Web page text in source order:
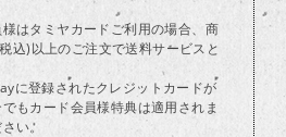
様はタミヤカードご利用の場合、商
込)以上のご注文で送料サービスと
に登録されたクレジットカードが
もカード会員様特典は適用されま
い。